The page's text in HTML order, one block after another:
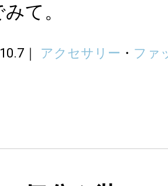
て。
アクセサリー ・ ファ